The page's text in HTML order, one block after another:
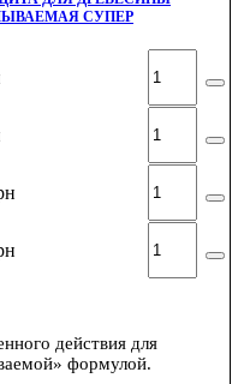
СУПЕР
действия для
формулой.